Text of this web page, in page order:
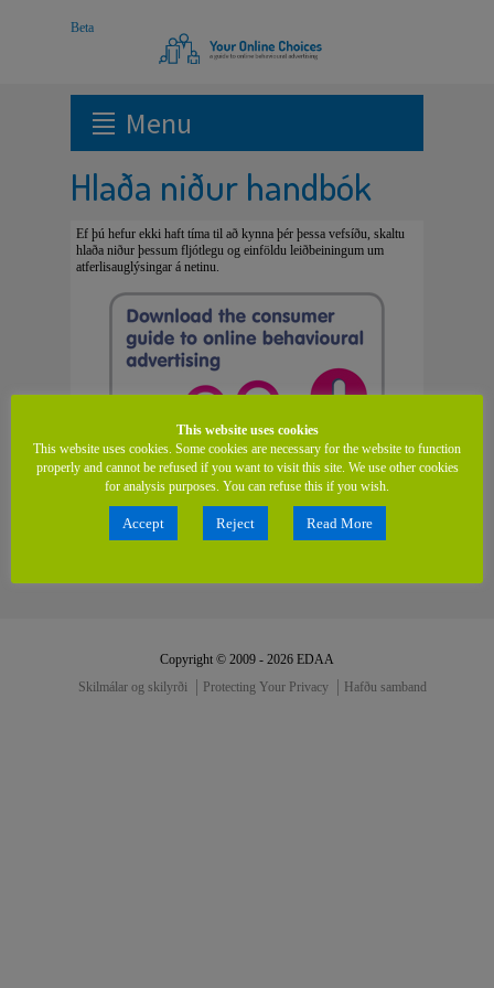
Menu
Hlaða niður handbók
Ef þú hefur ekki haft tíma til að kynna þér þessa vefsíðu, skaltu
hlaða niður þessum fljótlegu og einföldu leiðbeiningum um
atferlisauglýsingar á netinu.
Copyright © 2009 - 2026 EDAA
Skilmálar og skilyrði
Protecting Your Privacy Hafðu samband
This website uses cookies
This website uses cookies. Some cookies are necessary for the website to function
properly and cannot be refused if you want to visit this site. We use other cookies
for analysis purposes. You can refuse this if you wish.
Accept Reject Read More